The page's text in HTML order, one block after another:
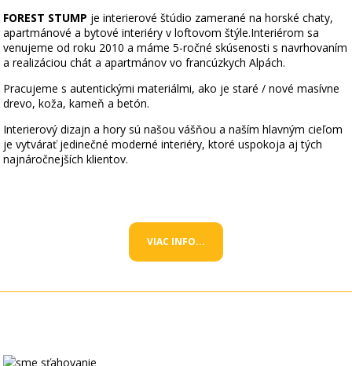
FOREST STUMP je interierové štúdio zamerané na horské chaty,
apartmánové a bytové interiéry v loftovom štýle.Interiérom sa
venujeme od roku 2010 a máme 5-ročné skúsenosti s navrhovaním
a realizáciou chát a apartmánov vo francúzkych Alpách.
Pracujeme s autentickými materiálmi, ako je staré / nové masívne
drevo, koža, kameň a betón.
Interierový dizajn a hory sú našou vášňou a naším hlavným cieľom
je vytvárať jedinečné moderné interiéry, ktoré uspokoja aj tých
najnáročnejších klientov.
VIAC INFO...